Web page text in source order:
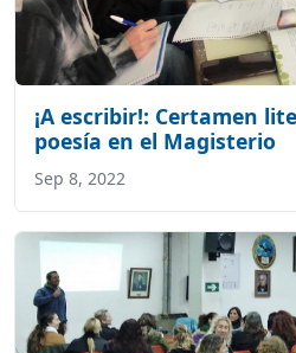
¡A escribir!: Certamen
poesía en el Magisterio
Sep 8, 2022